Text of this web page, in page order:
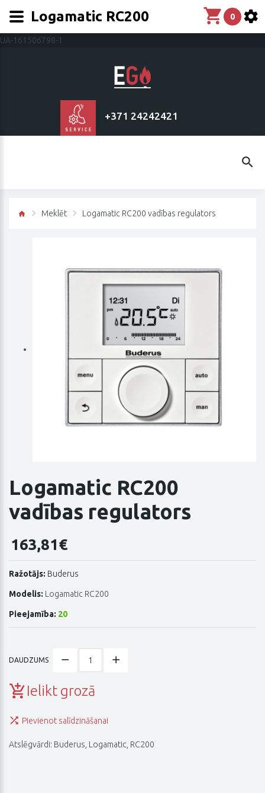
UA-161506798-1
+371 24242421
0
Meklēt Logamatic RC200 vadības regulators
Logamatic RC200
vadības regulators
163,81€
Ražotājs: Buderus
Modelis: Logamatic RC200
Pieejamība: 20
DAUDZUMS
Ielikt grozā
Pievienot salīdzināšanai
Atslēgvārdi: Buderus Logamatic RC200
Logamatic RC200